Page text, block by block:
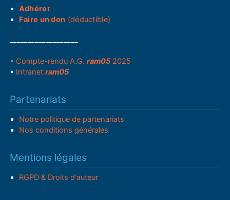
Adhérer
Faire un don (déductible)
• Compte-rendu A.G.ram05 2025
• Intranetram05
Partenariats
Notre politique de partenariats
Nos conditions générales
Mentions légales
RGPD & Droits d'auteur